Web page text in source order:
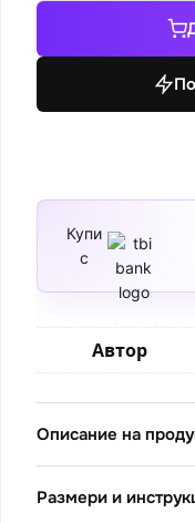
Композиция
Купи
с
Автор
Описание на
Размери и